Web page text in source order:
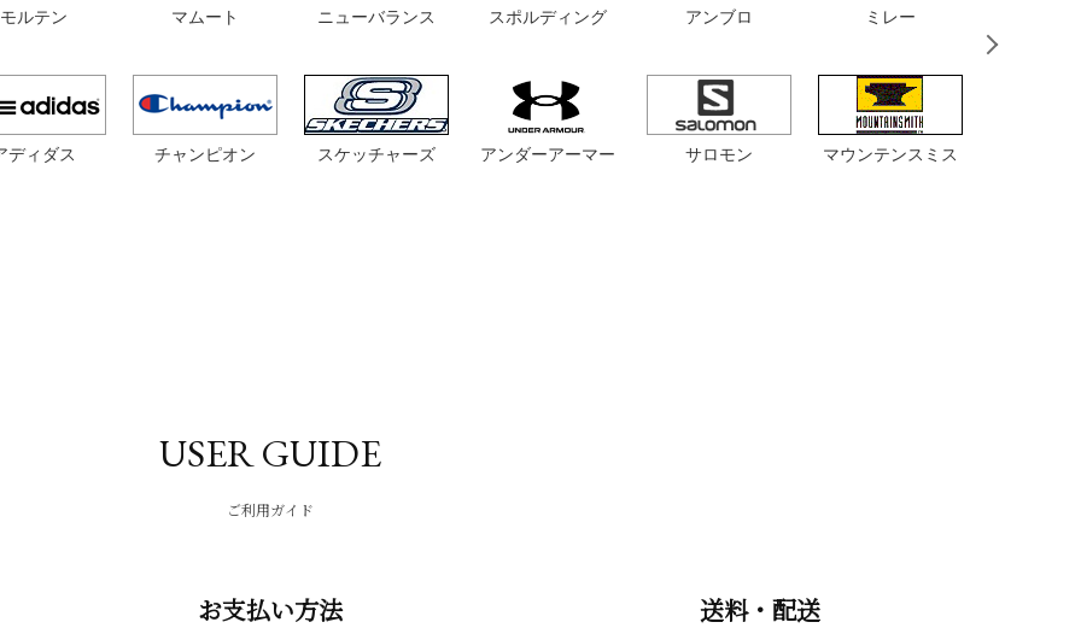
モルテン
ディダス
マムート
チャンピオン
ニューバランス
スケッチャーズ
スポルディング
アンダーアーマー
アンブロ
サロモン
ミレー
マウンテンスミス
USER GUIDE
ご利用ガイド
お支払い方法 送料・配送